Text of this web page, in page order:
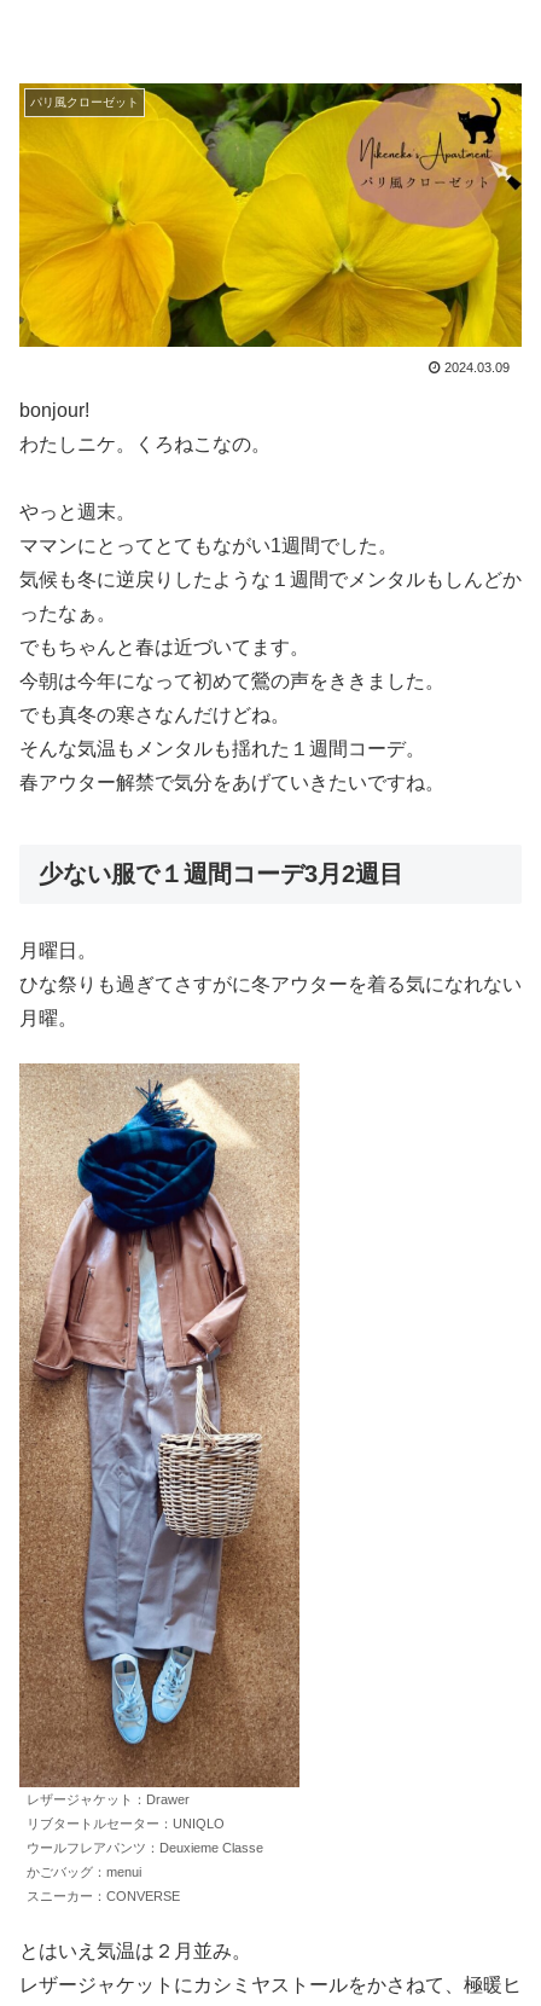
パリ風クローゼット
2024.03.09
bonjour!
わたしニケ。くろねこなの。
やっと週末。
ママンにとってとてもながい1週間でした。
気候も冬に逆戻りしたような１週間でメンタルもしんどか
ったなぁ。
でもちゃんと春は近づいてます。
今朝は今年になって初めて鶯の声をききました。
でも真冬の寒さなんだけどね。
そんな気温もメンタルも揺れた１週間コーデ。
春アウター解禁で気分をあげていきたいですね。
少ない服で１週間コーデ3月2週目
月曜日。
ひな祭りも過ぎてさすがに冬アウターを着る気になれない
月曜。
レザージャケット：Drawer
リブタートルセーター：UNIQLO
ウールフレアパンツ：Deuxieme Classe
かごバッグ：menui
スニーカー：CONVERSE
とはいえ気温は２月並み。
レザージャケットにカシミヤストールをかさねて、極暖ヒ